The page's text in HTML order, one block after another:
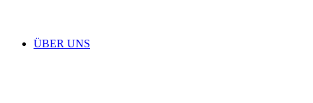
ÜBER UNS